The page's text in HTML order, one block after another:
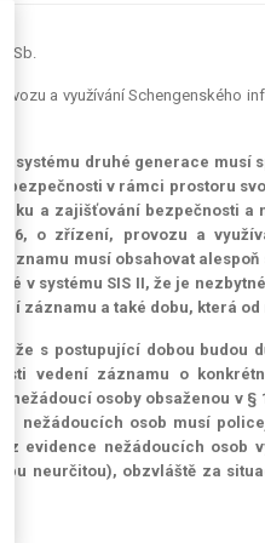
Sb.
a využívání Schengenského
systému druhé generace musí
v rámci prostoru
a zajišťování bezpečnosti a
o zřízení, provozu a
musí obsahovat alespoň
v systému SIS II, že je
záznamu a také dobu, která
že s postupující dobou budou
vedení záznamu o
osoby obsaženou v §
nežádoucích osob musí
evidence nežádoucích osob
neurčitou), obzvláště za